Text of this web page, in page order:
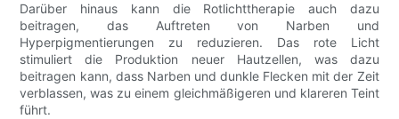
Darüber hinaus kann die Rotlichttherapie auch dazu
beitragen, das Auftreten von Narben und
Hyperpigmentierungen zu reduzieren. Das rote Licht
stimuliert die Produktion neuer Hautzellen, was dazu
beitragen kann, dass Narben und dunkle Flecken mit der Zeit
verblassen, was zu einem gleichmäßigeren und klareren Teint
führt.